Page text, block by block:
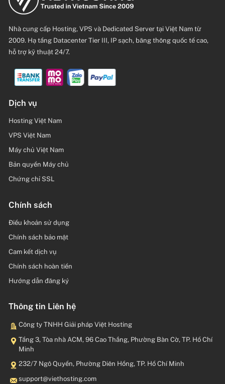
Nhà cung cấp Hosting, VPS và Dedicated Server tại Việt Nam từ
2009. Hạ tầng Datacenter Tier III, IP sạch, băng thông quốc tế cao,
hỗ trợ kỹ thuật 24/7.
Dịch vụ
Hosting Việt Nam
VPS Việt Nam
Máy chủ Việt Nam
Bản quyền Máy chủ
Chứng chỉ SSL
Chính sách
Điều khoản sử dụng
Chính sách bảo mật
Cam kết dịch vụ
Chính sách hoàn tiền
Hướng dẫn đăng ký
Thông tin Liên hệ
Công ty TNHH Giải pháp Việt Hosting
Tầng 3, Tòa nhà ACM, 96 Cao Thắng, Phường Bàn Cờ, TP. Hồ Chí
Minh
232/7 Ngô Quyền, Phường Diên Hồng, TP. Hồ Chí Minh
moc.gnitsohteiv@troppus